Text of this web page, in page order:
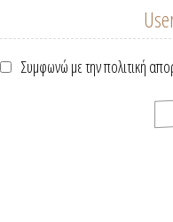
Συμφωνώ με την πολιτική